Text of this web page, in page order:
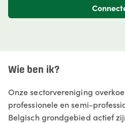
Wie ben ik?
Onze sectorvereniging
professionele en semi-
Belgisch grondgebied actief